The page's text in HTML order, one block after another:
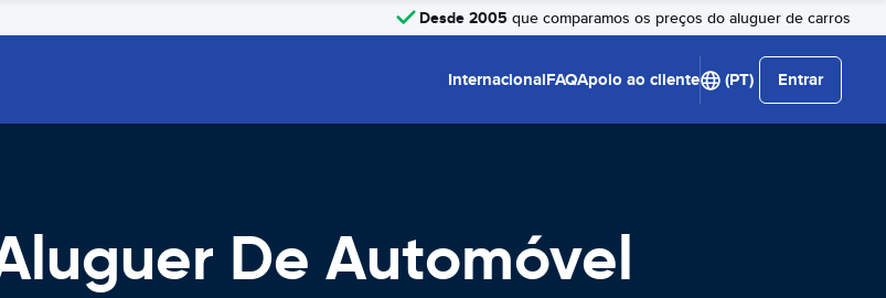
Desde 2005 que comparamos os preços do aluguer de carros
InternacionalFAQApoio ao cliente (PT) Entrar
De Automóvel